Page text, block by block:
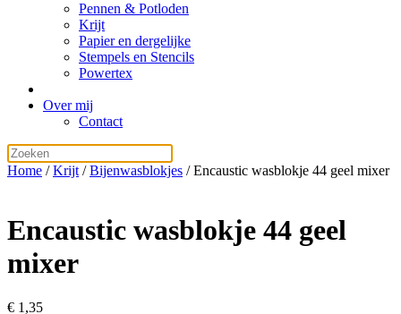
Pennen & Potloden
Krijt
Papier en dergelijke
Stempels en Stencils
Powertex
Over mij
Contact
Home /Krijt /Bijenwasblokjes / Encaustic wasblokje 44 geel mixer
Encaustic wasblokje 44 geel
mixer
€ 1,35